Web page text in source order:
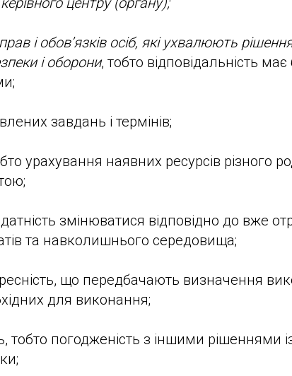
і обов’язків осіб, які ухвалюють
і оборони, тобто відповідальність
завдань і термінів;
урахування наявних ресурсів різного
змінюватися відповідно до вже
та навколишнього середовища;
що передбачають визначення
для виконання;
тобто погодженість з іншими рішеннями